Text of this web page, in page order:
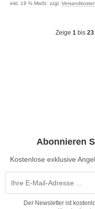
inkl. 19 % MwSt. zzgl. Versandkosten
Zeige 1bis 23
Abonnieren
Kostenlose exklusive
Der Newsletter ist